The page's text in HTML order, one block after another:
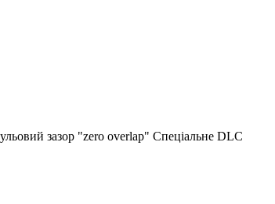
зазор "zero overlap" Спеціальне DLC